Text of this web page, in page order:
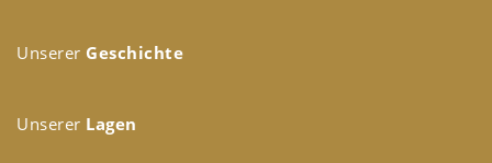
Unserer Geschichte
Unserer Lagen